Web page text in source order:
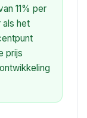
11% per
als het
prijs